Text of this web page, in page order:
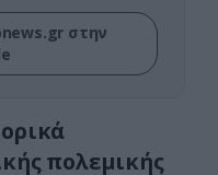
στην
πολεμικής